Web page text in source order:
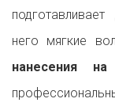
подготавливает
него мягкие
нанесения